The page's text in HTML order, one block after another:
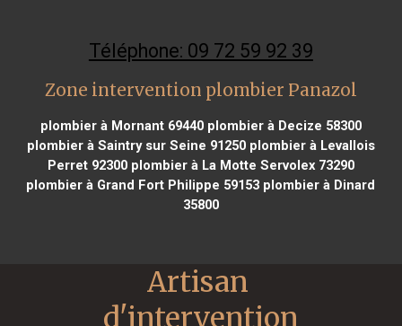
Téléphone: 09 72 59 92 39
Zone intervention plombier Panazol
plombier à Mornant 69440plombier à Decize 58300
plombier à Saintry sur Seine 91250plombier à Levallois
Perret 92300plombier à La Motte Servolex 73290
plombier à Grand Fort Philippe 59153 plombier à Dinard
35800
Artisan
d'intervention